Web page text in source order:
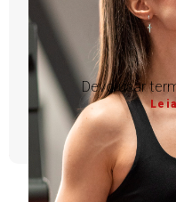
Devo usar